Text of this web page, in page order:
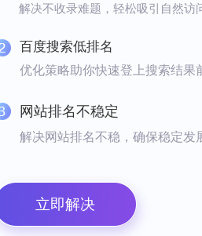
解决不收录难题，轻松吸引自然访
百度搜索低排名
优化策略助你快速登上搜索结果
网站排名不稳定
解决网站排名不稳，确保稳定发
立即解决